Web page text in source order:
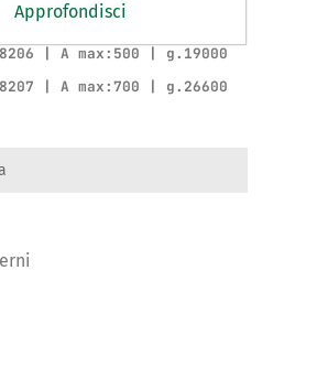
| A max:420 | g.10000
| A max:500 | g.19000
| A max:700 | g.26600
Approfondisci